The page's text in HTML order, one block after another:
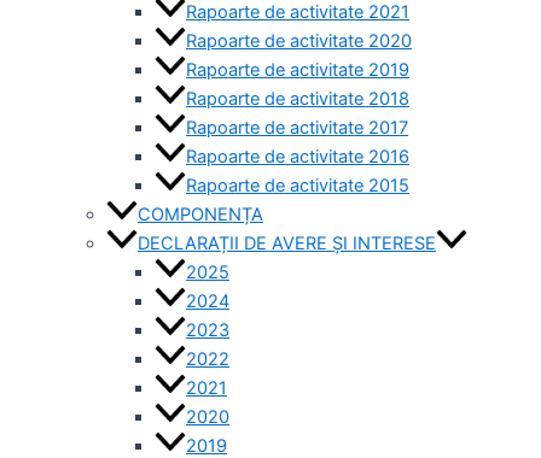
Rapoarte de activitate 2021
Rapoarte de activitate 2020
Rapoarte de activitate 2019
Rapoarte de activitate 2018
Rapoarte de activitate 2017
Rapoarte de activitate 2016
Rapoarte de activitate 2015
COMPONENȚA
DECLARAȚII DE AVERE ȘI INTERESE
2025
2024
2023
2022
2021
2020
2019